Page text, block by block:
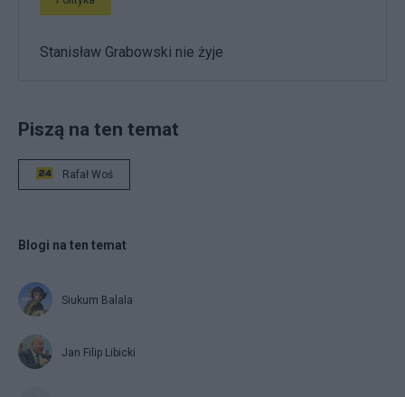
Stanisław Grabowski nie żyje
Piszą na ten temat
Rafał Woś
Blogi na ten temat
Siukum Balala
Jan Filip Libicki